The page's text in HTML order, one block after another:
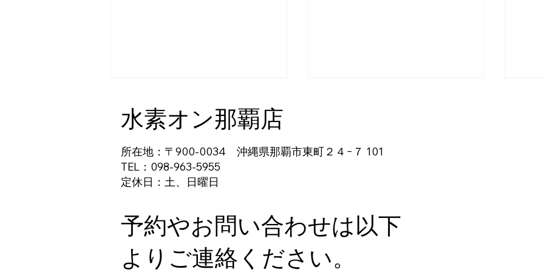
水素オン那覇店
所在地：〒900-0034 沖縄県那覇市東町２４−７ 101
TEL：098-963-5955
定休日：土、日曜日
予約やお問い合わせは以下
よりご連絡ください。
法
を目指す